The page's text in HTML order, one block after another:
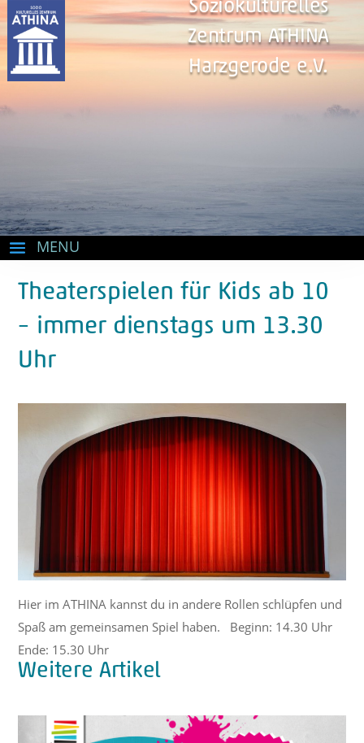
Soziokulturelles
Zentrum ATHINA
Harzgerode e.V.
Theaterspielen für Kids ab 10
– immer dienstags um 13.30
Uhr
Hier im ATHINA kannst du in andere Rollen schlüpfen und
Spaß am gemeinsamen Spiel haben. Beginn: 14.30 Uhr
Ende: 15.30 Uhr
Weitere Artikel